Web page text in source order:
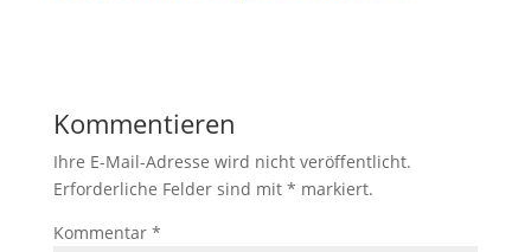
Kommentieren
Ihre E-Mail-Adresse wird nicht veröffentlicht.
Erforderliche Felder sind mit * markiert.
Kommentar *